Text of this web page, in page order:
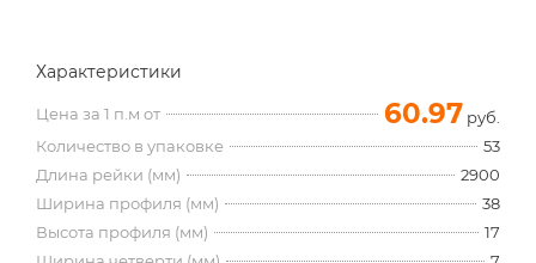
Характеристики
Цена за 1 п.м от 60.97 руб.
Количество в упаковке
53
Длина рейки (мм)
2900
Ширина профиля (мм)
38
Высота профиля (мм)
17